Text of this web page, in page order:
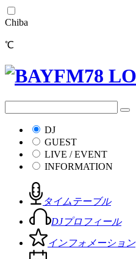
Chiba
℃
DJ
GUEST
LIVE / EVENT
INFORMATION
タイムテーブル
DJプロフィール
インフォメーション